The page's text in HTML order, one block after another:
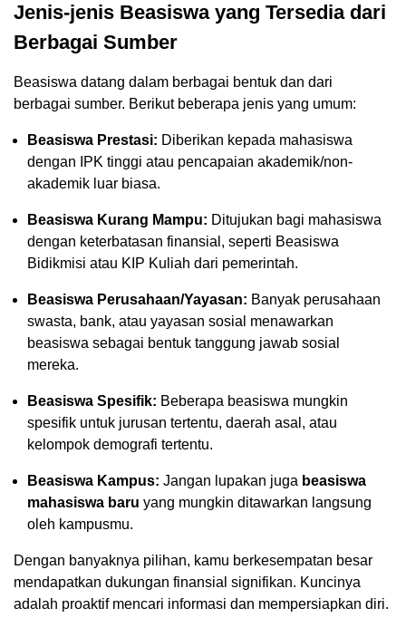
Jenis-jenis Beasiswa yang Tersedia dari
Berbagai Sumber
Beasiswa datang dalam berbagai bentuk dan dari
berbagai sumber. Berikut beberapa jenis yang umum:
Beasiswa Prestasi: Diberikan kepada mahasiswa
dengan IPK tinggi atau pencapaian akademik/non-
akademik luar biasa.
Beasiswa Kurang Mampu: Ditujukan bagi mahasiswa
dengan keterbatasan finansial, seperti Beasiswa
Bidikmisi atau KIP Kuliah dari pemerintah.
Beasiswa Perusahaan/Yayasan: Banyak perusahaan
swasta, bank, atau yayasan sosial menawarkan
beasiswa sebagai bentuk tanggung jawab sosial
mereka.
Beasiswa Spesifik: Beberapa beasiswa mungkin
spesifik untuk jurusan tertentu, daerah asal, atau
kelompok demografi tertentu.
Beasiswa Kampus: Jangan lupakan juga beasiswa
mahasiswa baru yang mungkin ditawarkan langsung
oleh kampusmu.
Dengan banyaknya pilihan, kamu berkesempatan besar
mendapatkan dukungan finansial signifikan. Kuncinya
adalah proaktif mencari informasi dan mempersiapkan diri.